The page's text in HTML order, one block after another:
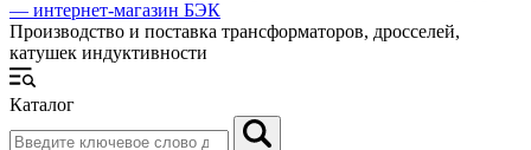
Производство и поставка трансформаторов, дросселей,
катушек индуктивности
Каталог